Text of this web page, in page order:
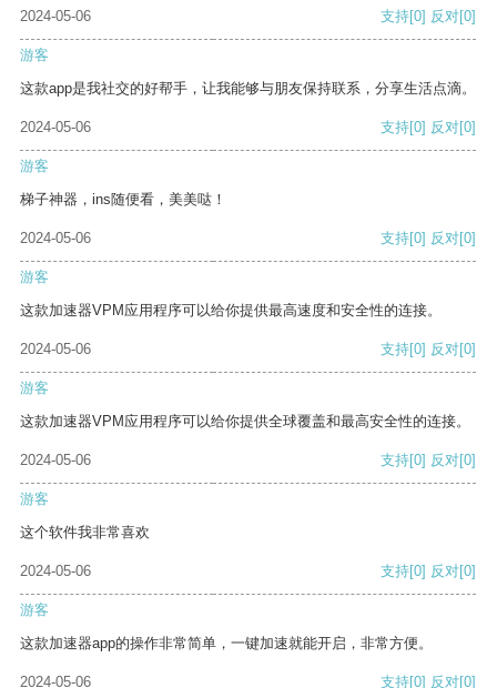
2024-05-06
支持[0] 反对[0]
游客
这款app是我社交的好帮手，让我能够与朋友保持联系，分享生活点滴。
2024-05-06 支持[0] 反对[0]
游客
梯子神器，ins随便看，美美哒！
2024-05-06 支持[0] 反对[0]
游客
这款加速器VPM应用程序可以给你提供最高速度和安全性的连接。
2024-05-06 支持[0] 反对[0]
游客
这款加速器VPM应用程序可以给你提供全球覆盖和最高安全性的连接。
2024-05-06 支持[0] 反对[0]
游客
这个软件我非常喜欢
2024-05-06 支持[0] 反对[0]
游客
这款加速器app的操作非常简单，一键加速就能开启，非常方便。
2024-05-06 支持[0] 反对[0]